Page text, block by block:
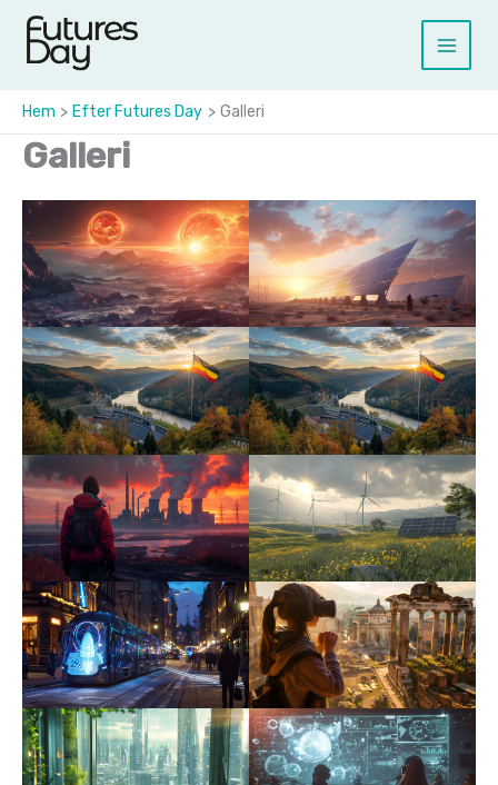
Hoppa
innehåll
Main
Hem Efter Futures Day Galleri
Galleri